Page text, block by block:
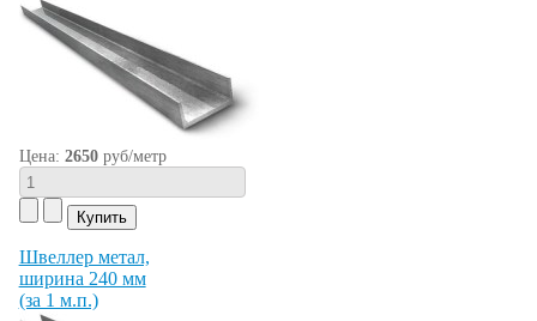
Цена: 2650руб/метр
Швеллер метал,
ширина 240 мм
(за 1 м.п.)